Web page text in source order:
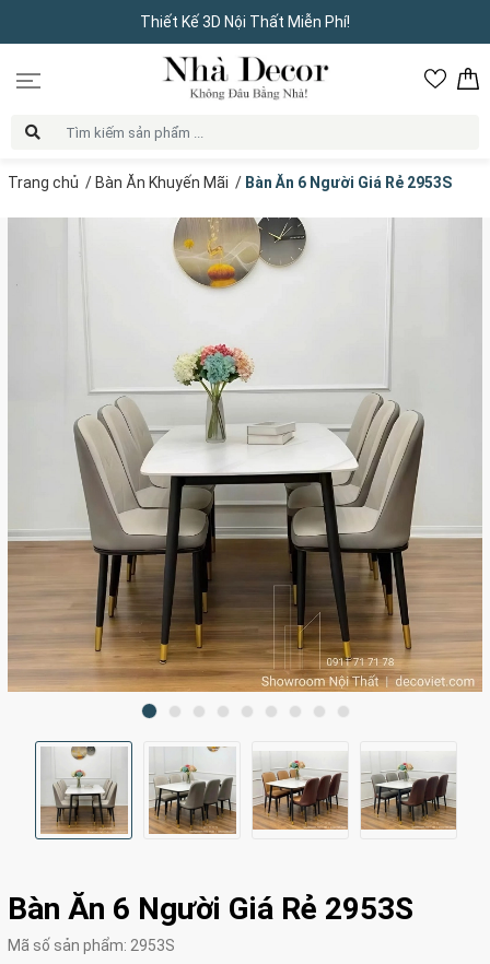
Thiết Kế 3D Nội Thất Miễn Phí!
Trang chủ / Bàn Ăn Khuyến Mãi / Bàn Ăn 6 Người Giá Rẻ 2953S
Bàn Ăn 6 Người Giá Rẻ 2953S
Mã số sản phẩm: 2953S